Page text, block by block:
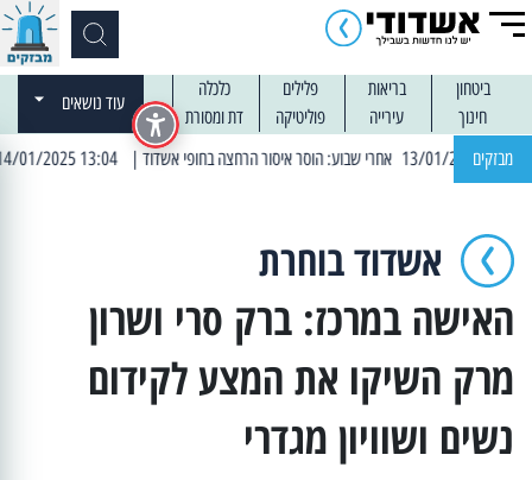
ביטחון בריאות פלילים
כלכלה
חינוך
עירייה פוליטיקה דת ומסורת
עוד נושאים
מבזקים | 13:04 14/01/2025 עובדים בלילות: עבודות קרצוף וריבוד אספלט
אשדוד בוחרת
האישה במרכז: ברק סרי ושרון
מרק השיקו את המצע לקידום
נשים ושוויון מגדרי